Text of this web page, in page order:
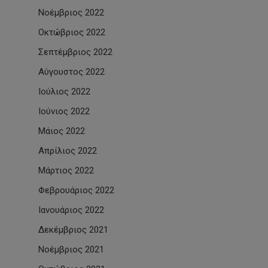
Νοέμβριος 2022
Οκτώβριος 2022
Σεπτέμβριος 2022
Αύγουστος 2022
Ιούλιος 2022
Ιούνιος 2022
Μάιος 2022
Απρίλιος 2022
Μάρτιος 2022
Φεβρουάριος 2022
Ιανουάριος 2022
Δεκέμβριος 2021
Νοέμβριος 2021